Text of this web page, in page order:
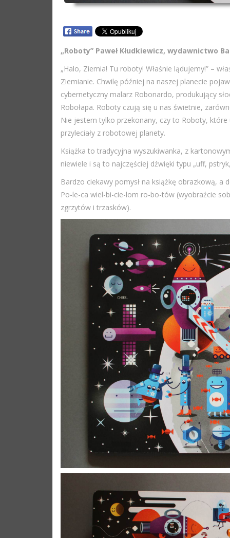
„Roboty” Paweł Kłudkiewicz, wydawnictwo
„Halo, Ziemia! Tu roboty! Właśnie lądujemy!” –
Ziemianie. Chwilę później na naszej planecie
cybernetyczny malarz Robonardo, produkujący
Robołapa. Roboty czują się u nas świetnie,
Nie jestem tylko przekonany, czy to Roboty, które
przyleciały z robotowej planety.
Książka to tradycyjna wyszukiwanka, z
niewiele i są to najczęściej dźwięki typu „uff,
Bardzo ciekawy pomysł na książkę obrazkową, a
Po-le-ca wiel-bi-cie-lom ro-bo-tów (wyobraźcie
zgrzytów i trzasków).